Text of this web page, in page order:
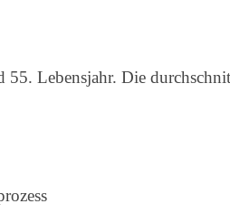
Lebensjahr. Die